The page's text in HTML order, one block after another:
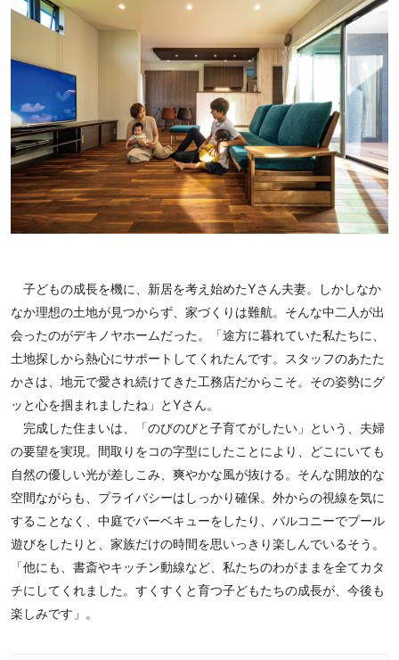
子どもの成長を機に、新居を考え始めたYさん夫妻。しかしなか
なか理想の土地が見つからず、家づくりは難航。そんな中二人が出
会ったのがデキノヤホームだった。「途方に暮れていた私たちに、
土地探しから熱心にサポートしてくれたんです。スタッフのあたた
かさは、地元で愛され続けてきた工務店だからこそ。その姿勢にグ
ッと心を掴まれましたね」とYさん。
完成した住まいは、「のびのびと子育てがしたい」という、夫婦
の要望を実現。間取りをコの字型にしたことにより、どこにいても
自然の優しい光が差しこみ、爽やかな風が抜ける。そんな開放的な
空間ながらも、プライバシーはしっかり確保。外からの視線を気に
することなく、中庭でバーベキューをしたり、バルコニーでプール
遊びをしたりと、家族だけの時間を思いっきり楽しんでいるそう。
「他にも、書斎やキッチン動線など、私たちのわがままを全てカタ
チにしてくれました。すくすくと育つ子どもたちの成長が、今後も
楽しみです」。